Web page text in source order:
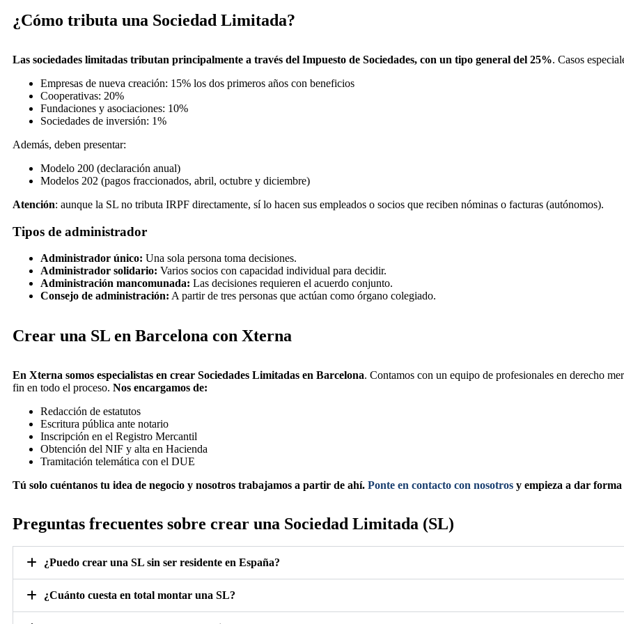
¿Cómo tributa una Sociedad Limitada?
Las sociedades limitadas tributan principalmente a través del Impuesto de Sociedades, con un tipo general del 25%. Casos
Empresas de nueva creación: 15% los dos primeros años con beneficios
Cooperativas: 20%
Fundaciones y asociaciones: 10%
Sociedades de inversión: 1%
Además, deben presentar:
Modelo 200 (declaración anual)
Modelos 202 (pagos fraccionados, abril, octubre y diciembre)
Atención: aunque la SL no tributa IRPF directamente, sí lo hacen sus empleados o socios que reciben nóminas o facturas (autónomos).
Tipos de administrador
Administrador único: Una sola persona toma decisiones.
Administrador solidario: Varios socios con capacidad individual para decidir.
Administración mancomunada: Las decisiones requieren el acuerdo conjunto.
Consejo de administración: A partir de tres personas que actúan como órgano colegiado.
Crear una SL en Barcelona con Xterna
En Xterna somos especialistas en crear Sociedades Limitadas en Barcelona. Contamos con un equipo de profesionales en derecho
fin en todo el proceso. Nos encargamos de:
Redacción de estatutos
Escritura pública ante notario
Inscripción en el Registro Mercantil
Obtención del NIF y alta en Hacienda
Tramitación telemática con el DUE
Tú solo cuéntanos tu idea de negocio y nosotros trabajamos a partir de ahí. Ponte en contacto con nosotros y empieza a dar forma
Preguntas frecuentes sobre crear una Sociedad Limitada (SL)
¿Puedo crear una SL sin ser residente en España?
¿Cuánto cuesta en total montar una SL?